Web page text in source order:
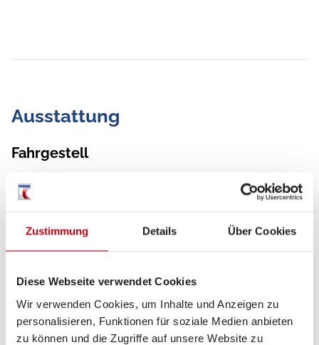
Zustimmung Details Über Cookies
Diese Webseite verwendet Cookies
Wir verwenden Cookies, um Inhalte und Anzeigen zu
personalisieren, Funktionen für soziale Medien anbieten
zu können und die Zugriffe auf unsere Website zu
Ausstattung
Fahrgestell
Aufbau
Fahrradträger für 2 Räder
Markise